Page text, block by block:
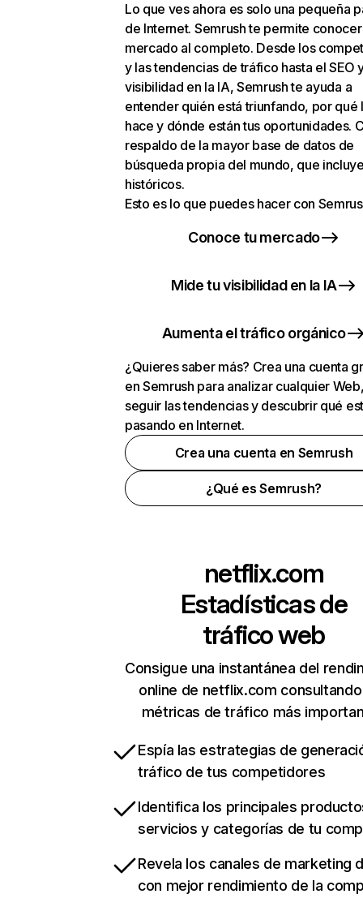
Lo que ves ahora es solo una pequeña
de Internet. Semrush te permite
mercado al completo. Desde los
y las tendencias de tráfico hasta el SEO
visibilidad en la IA, Semrush te ayuda a
entender quién está triunfando, por qué
hace y dónde están tus oportunidades.
respaldo de la mayor base de datos de
búsqueda propia del mundo, que
históricos.
Esto es lo que puedes hacer con
Conoce tu mercado
Mide tu visibilidad en la IA
Aumenta el tráfico orgánico
¿Quieres saber más? Crea una cuenta
en Semrush para analizar cualquier
seguir las tendencias y descubrir qué
pasando en Internet.
Crea una cuenta en Semrush
¿Qué es Semrush?
netflix.com
Estadísticas de
tráfico web
Consigue una instantánea del
online de netflix.com
métricas de tráfico más
Espía las estrategias de
tráfico de tus competidores
Identifica los principales
servicios y categorías de tu
Revela los canales de marketing
con mejor rendimiento de la